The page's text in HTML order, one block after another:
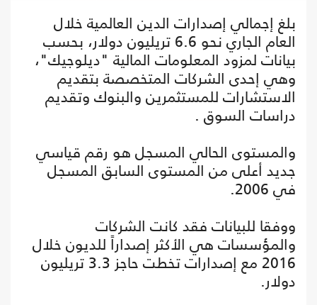
بلغ إجمالي إصدارات الدين العالمية خلال
العام الجاري نحو 6.6 تريليون دولار، بحسب
بيانات لمزود المعلومات المالية "ديلوجيك"،
وهي إحدى الشركات المتخصصة بتقديم
الاستشارات للمستثمرين والبنوك وتقديم
دراسات السوق .
والمستوى الحالي المسجل هو رقم قياسي
جديد أعلى من المستوى السابق المسجل
في 2006.
ووفقا للبيانات فقد كانت الشركات
والمؤسسات هي الأكثر إصداراً للديون خلال
2016 مع إصدارات تخطت حاجز 3.3 تريليون
دولار.